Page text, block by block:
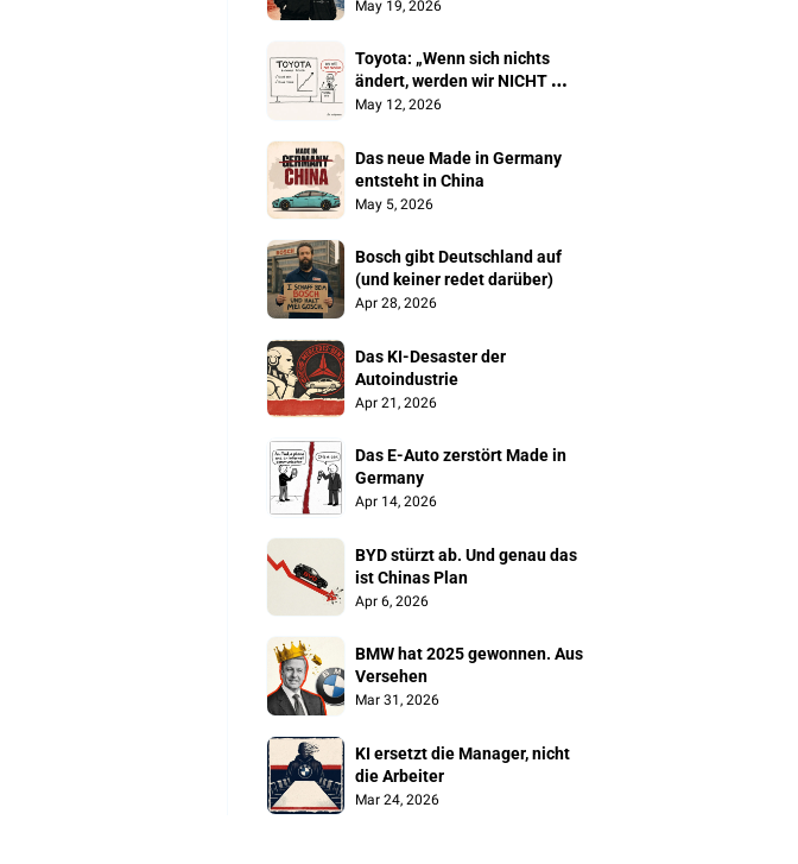
unsere Autos
May 19, 2026
Toyota: „Wenn sich nichts
ändert, werden wir NICHT
überleben"
May 12, 2026
Das neue Made in Germany
entsteht in China
May 5, 2026
Bosch gibt Deutschland auf
(und keiner redet darüber)
Apr 28, 2026
Das KI-Desaster der
Autoindustrie
Apr 21, 2026
Das E-Auto zerstört Made in
Germany
Apr 14, 2026
BYD stürzt ab. Und genau das
ist Chinas Plan
Apr 6, 2026
BMW hat 2025 gewonnen. Aus
Versehen
Mar 31, 2026
KI ersetzt die Manager, nicht
die Arbeiter
Mar 24, 2026